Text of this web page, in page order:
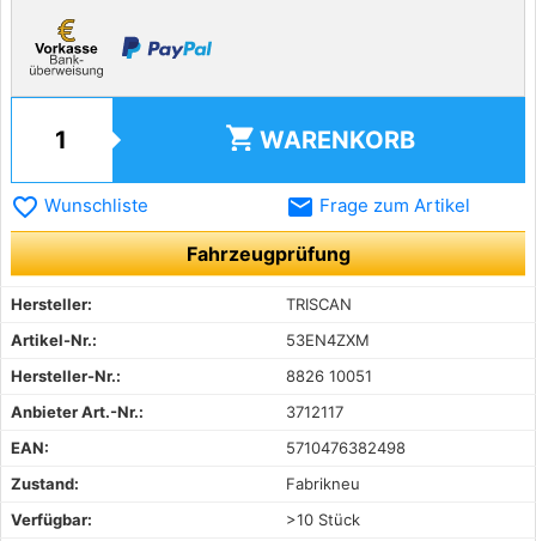
shopping_cart WARENKORB
favorite_border Wunschliste email Frage zum Artikel
Fahrzeugprüfung
Hersteller:
TRISCAN
Artikel-Nr.:
53EN4ZXM
Hersteller-Nr.:
8826 10051
Anbieter Art.-Nr.:
3712117
EAN:
5710476382498
Zustand:
Fabrikneu
Verfügbar:
>10 Stück